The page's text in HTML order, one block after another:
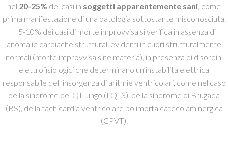
nel 20-25% dei casi in soggetti apparentemente sani , come
prima manifestazione di una patologia sottostante misconosciuta.
Il 5-10% dei casi di morte improvvisa si verifica in assenza di
anomalie cardiache strutturali evidenti in cuori strutturalmente
normali (morte improvvisa sine materia), in presenza di disordini
elettrofisiologici che determinano un’instabilità elettrica
responsabile dell’insorgenza di aritmie ventricolari, come nel caso
della sindrome del QT lungo (LQTS), della sindrome di Brugada
(BS), della tachicardia ventricolare polimorfa catecolaminergica
(CPVT).